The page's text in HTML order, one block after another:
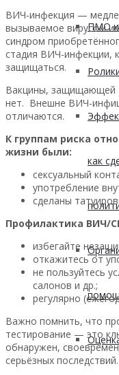
ПМО и
как
ВИЧ-инфекция —
вызываемое вирусом
синдром
стадия ВИЧ-инфекции,
защищаться.
Вакцины, защищающей
нет. Внешне ВИЧ-
отличаются.
К группам риска
жизни были:
сексуальный
употребление
сделаны
Профилактика ВИЧ/
избегайте
откажитесь от
не пользуйтесь
салонов и др.;
регулярно
Важно помнить, что
тестирование — это
обнаружен,
серьёзных последствий.